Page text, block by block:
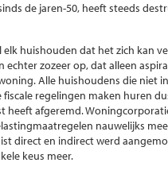
de jaren-50, heeft steeds
huishouden dat het zich kan
echter zozeer op, dat alleen
Alle huishoudens die niet
regelingen maken huren
afgeremd.
nauwelijks
direct en indirect werd
keus meer.